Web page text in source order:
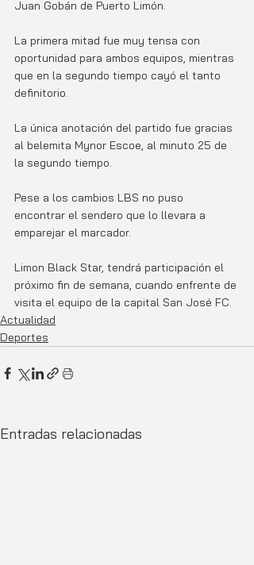
Juan Gobán de Puerto Limón.
La primera mitad fue muy tensa con
oportunidad para ambos equipos, mientras
que en la segundo tiempo cayó el tanto
definitorio.
La única anotación del partido fue gracias
al belemita Mynor Escoe, al minuto 25 de
la segundo tiempo.
Pese a los cambios LBS no puso
encontrar el sendero que lo llevara a
emparejar el marcador.
Limon Black Star, tendrá participación el
próximo fin de semana, cuando enfrente de
visita el equipo de la capital San José FC.
Actualidad
Deportes
Entradas relacionadas